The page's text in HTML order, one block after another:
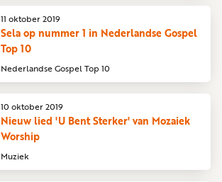
Nederlandse Gospel Top 10
Sela op nummer 1 in Nederlandse Gospel
Top 10
11 oktober 2019
Muziek
Nieuw lied 'U Bent Sterker' van Mozaiek
Worship
10 oktober 2019